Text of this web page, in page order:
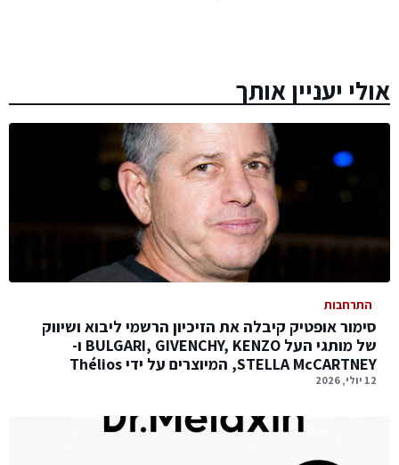
אולי יעניין אותך
התרחבות
סימור אופטיק קיבלה את הזיכיון הרשמי ליבוא ושיווק
של מותגי העל BULGARI, GIVENCHY, KENZO ו-
STELLA McCARTNEY, המיוצרים על ידי Thélios
12 יולי, 2026